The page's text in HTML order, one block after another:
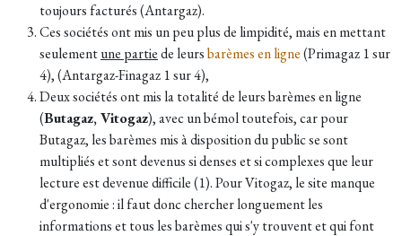
toujours facturés (Antargaz).
Ces sociétés ont mis un peu plus de limpidité, mais en mettant
seulementune partiede leursbarèmes en ligne(Primagaz 1 sur
4), (Antargaz-Finagaz 1 sur 4),
Deux sociétés ont mis la totalité de leurs barèmes en ligne
(Butagaz, Vitogaz), avec un bémol toutefois, car pour
Butagaz, les barèmes mis à disposition du public se sont
multipliés et sont devenus si denses et si complexes que leur
lecture est devenue difficile (1). Pour Vitogaz, le site manque
d'ergonomie : il faut donc chercher longuement les
informations et tous les barèmes qui s'y trouvent et qui font